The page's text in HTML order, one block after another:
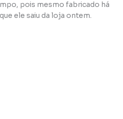
pois mesmo fabricado há
ele saiu da loja ontem.